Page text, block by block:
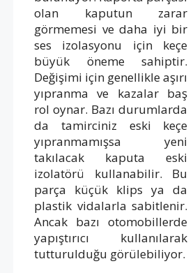
olan kaputun zarar
görmemesi ve daha iyi bir
ses izolasyonu için keçe
büyük öneme sahiptir.
Değişimi için genellikle aşırı
yıpranma ve kazalar baş
rol oynar. Bazı durumlarda
da tamirciniz eski keçe
yıpranmamışsa yeni
takılacak kaputa eski
izolatörü kullanabilir. Bu
parça küçük klips ya da
plastik vidalarla sabitlenir.
Ancak bazı otomobillerde
yapıştırıcı kullanılarak
tutturulduğu görülebiliyor.